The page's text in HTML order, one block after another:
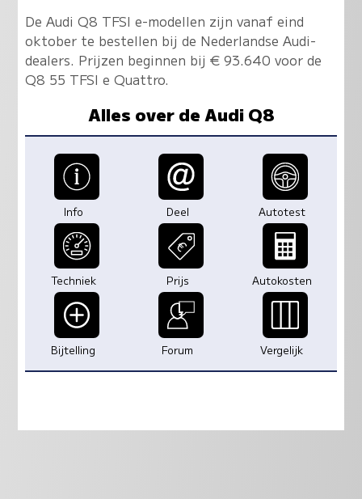
De Audi Q8 TFSI e-modellen zijn vanaf eind
oktober te bestellen bij de Nederlandse Audi-
dealers. Prijzen beginnen bij € 93.640 voor de
Q8 55 TFSI e Quattro.
Alles over de Audi Q8
Info Deel Autotest
Techniek Prijs Autokosten
Bijtelling Forum Vergelijk